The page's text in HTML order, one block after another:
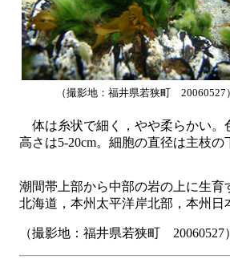
（撮影地：福井県若狭町 20060527
体は糸状で細く，やや柔らかい。
高さは5-20cm。細胞の直径は主枝の
潮間帯上部から中部の岩の上に生育
北海道，本州太平洋岸北部，本州日
（撮影地：福井県若狭町 20060527